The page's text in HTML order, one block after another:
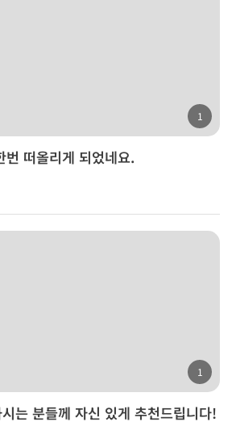
1
번 떠올리게 되었네요.
1
는 분들께 자신 있게 추천드립니다!